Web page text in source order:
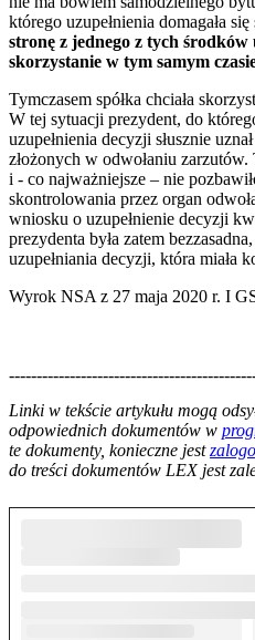
którego uzupełnienia domagała się
stronę z jednego z tych środków
skorzystanie w tym samym
Tymczasem spółka chciała
W tej sytuacji prezydent, do
uzupełnienia decyzji słusznie
złożonych w odwołaniu zarzutów.
i - co najważniejsze – nie
skontrolowania przez organ
wniosku o uzupełnienie decyzji
prezydenta była zatem
uzupełniania decyzji, która miała
Wyrok NSA z 27 maja 2020 r. I
Linki w tekście artykułu mogą
odpowiednich dokumentów w
te dokumenty, konieczne jest
do treści dokumentów LEX jest